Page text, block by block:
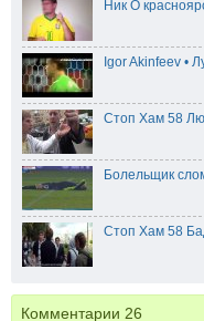
Ник О
Igor Akinfeev •
Стоп Хам 58
Болельщик
Стоп Хам 58
Комментарии 26